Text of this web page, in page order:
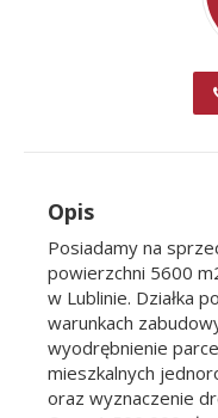
Opis
Posiadamy na
powierzchni 5600
w Lublinie. Działka
warunkach
wyodrębnienie
mieszkalnych
oraz wyznaczenie